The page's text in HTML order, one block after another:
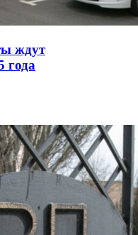
ждут
года